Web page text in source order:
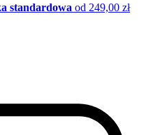
standardowa od 249,00 zł